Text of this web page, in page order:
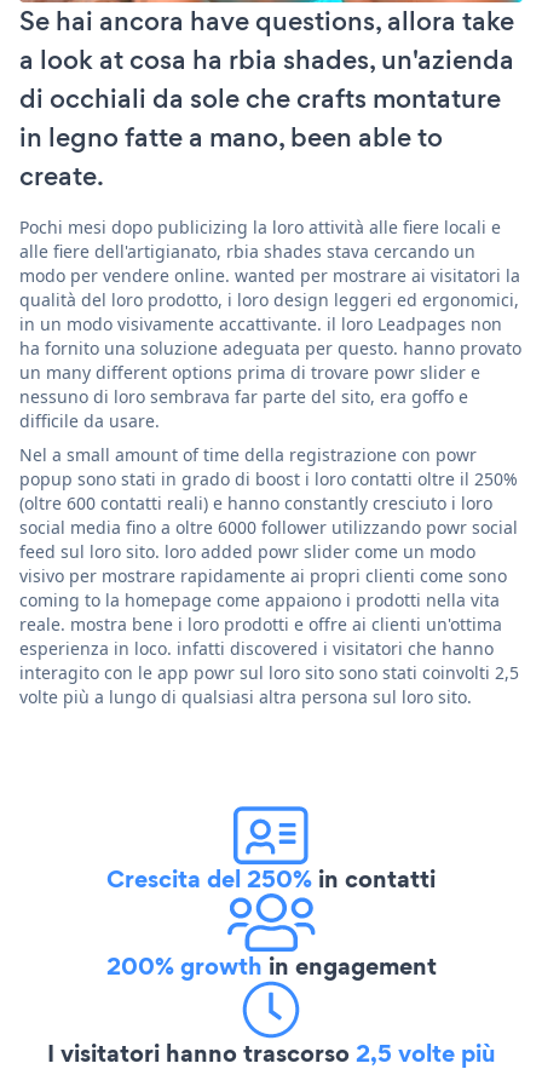
Se hai ancora have questions, allora take
a look at cosa ha rbia shades, un'azienda
di occhiali da sole che crafts montature
in legno fatte a mano, been able to
create.
Pochi mesi dopo publicizing la loro attività alle fiere locali e
alle fiere dell'artigianato, rbia shades stava cercando un
modo per vendere online. wanted per mostrare ai visitatori la
qualità del loro prodotto, i loro design leggeri ed ergonomici,
in un modo visivamente accattivante. il loro Leadpages non
ha fornito una soluzione adeguata per questo. hanno provato
un many different options prima di trovare powr slider e
nessuno di loro sembrava far parte del sito, era goffo e
difficile da usare.
Nel a small amount of time della registrazione con powr
popup sono stati in grado di boost i loro contatti oltre il 250%
(oltre 600 contatti reali) e hanno constantly cresciuto i loro
social media fino a oltre 6000 follower utilizzando powr social
feed sul loro sito. loro added powr slider come un modo
visivo per mostrare rapidamente ai propri clienti come sono
coming to la homepage come appaiono i prodotti nella vita
reale. mostra bene i loro prodotti e offre ai clienti un'ottima
esperienza in loco. infatti discovered i visitatori che hanno
interagito con le app powr sul loro sito sono stati coinvolti 2,5
volte più a lungo di qualsiasi altra persona sul loro sito.
Crescita del 250% in contatti
200% growth in engagement
I visitatori hanno trascorso2,5 volte più